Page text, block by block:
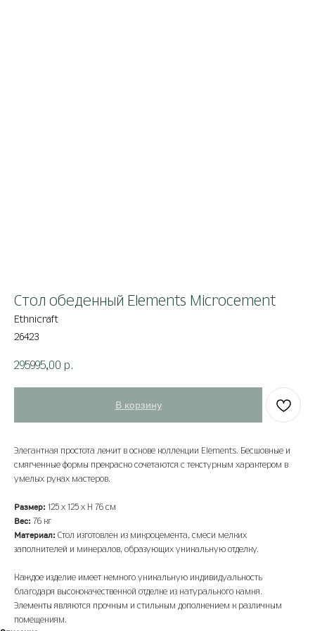
Стол обеденный Elements Microcement
Ethnicraft
26423
295995,00 р.
В корзину
Элегантная простота лежит в основе коллекции Elements. Бесшовные и
смягченные формы прекрасно сочетаются с текстурным характером в
умелых руках мастеров.
Размер: 125 х 125 х Н 76 см
Вес: 76 кг
Материал: Стол изготовлен из микроцемента, смеси мелких
заполнителей и минералов, образующих уникальную отделку.
Каждое изделие имеет немного уникальную индивидуальность
благодаря высококачественной отделке из натурального камня.
Элементы являются прочным и стильным дополнением к различным
помещениям.